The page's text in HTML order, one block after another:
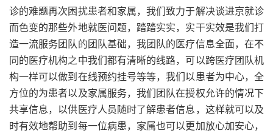
诊的难题再次困扰患者和家属，我们致力于解决谈进京就诊
而色变的那些外地就医问题，踏踏实实，实干实效是我们打
造一流服务团队的团队基础，我团队的医疗信息全面，在不
同的医疗机构之中我们都有清晰的线路，可以跨医疗团队机
构一样可以做到在线预约挂号等等，我们以患者为中心，全
方位的为患者以及家属服务，我们团队在授权允许的情况下
共享信息，以供医疗人员随时了解患者信息，这样就可以及
时有效地帮助到每一位病患，家属也可以更加放心加安心，